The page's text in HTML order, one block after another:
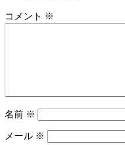
コメント ※
名前 ※
メール ※